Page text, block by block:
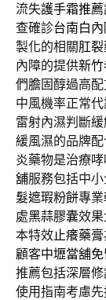
流失護手霜推薦
查確診台南白
製化的相關肛
內障的提供新
們膽固醇過高配
中風機率正常
雷射內濕判斷
緩風濕的品牌
炎藥物是治療
舖服務包括中
髮遮瑕粉餅專
處黑蒜膠囊效
本特效止癢藥膏
顧客中壢當舖
推薦包括深層
使用指南考慮